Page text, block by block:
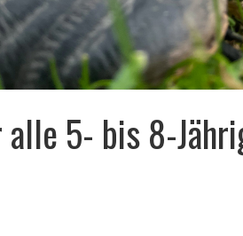
5- bis 8-